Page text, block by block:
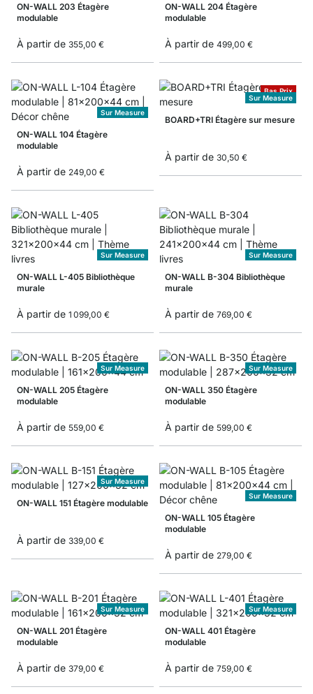
ON-WALL 203 Étagère
modulable
À partir de 355,00 €
ON-WALL 204 Étagère
modulable
À partir de 499,00 €
Sur Measure
ON-WALL 104 Étagère
modulable
À partir de 249,00 €
Bas Prix
Sur Measure
BOARD+TRI Étagère sur mesure
À partir de 30,50 €
Sur Measure
ON-WALL L-405 Bibliothèque
murale
À partir de 1 099,00 €
Sur Measure
ON-WALL B-304 Bibliothèque
murale
À partir de 769,00 €
Sur Measure
ON-WALL 205 Étagère
modulable
À partir de 559,00 €
Sur Measure
ON-WALL 350 Étagère
modulable
À partir de 599,00 €
Sur Measure
ON-WALL 151 Étagère modulable
À partir de 339,00 €
Sur Measure
ON-WALL 105 Étagère
modulable
À partir de 279,00 €
Sur Measure
ON-WALL 201 Étagère
modulable
À partir de 379,00 €
Sur Measure
ON-WALL 401 Étagère
modulable
À partir de 759,00 €